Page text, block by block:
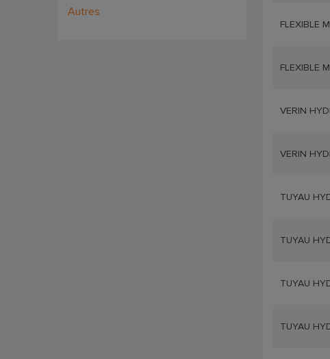
Autres
FLEXIBLE
FLEXIBLE
VERIN
VERIN
TUYAU
TUYAU
TUYAU
TUYAU